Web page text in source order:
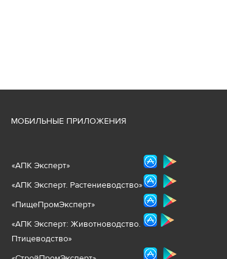
МОБИЛЬНЫЕ ПРИЛОЖЕНИЯ
«АПК Эксперт»
«АПК Эксперт. Растениеводство»
«ПищеПромЭксперт»
«АПК Эксперт: Животноводство.
Птицеводство»